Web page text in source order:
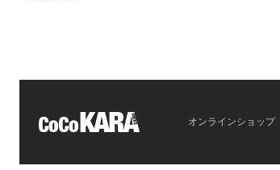
オンラインショップ